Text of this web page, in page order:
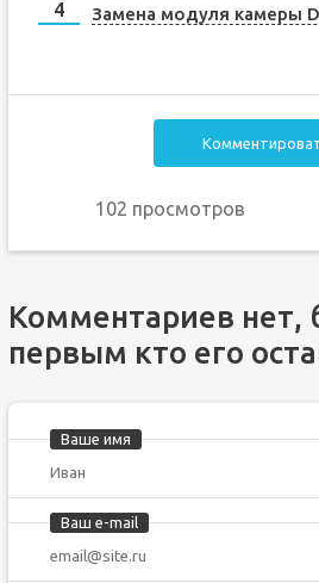
Замена модуля камеры
102 просмотров
Комментариев нет,
первым кто его
Ваше имя
Ваш e-mail